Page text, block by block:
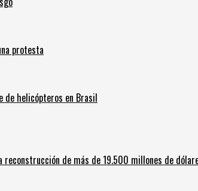
protesta
de helicópteros en Brasil
de más de 19.500 millones de